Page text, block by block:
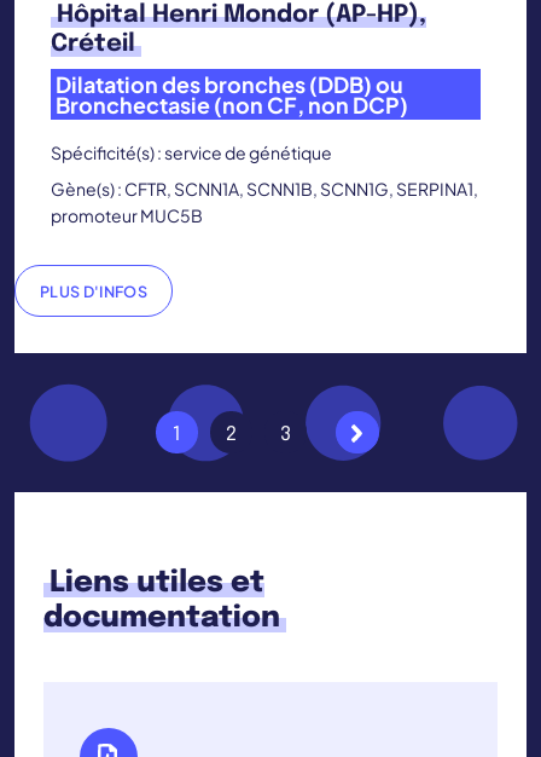
Hôpital Henri Mondor (AP-HP),
Créteil
Dilatation des bronches (DDB) ou
Bronchectasie (non CF, non DCP)
Spécificité(s) : service de génétique
Gène(s) : CFTR, SCNN1A, SCNN1B, SCNN1G, SERPINA1,
promoteur MUC5B
PLUS D'INFOS
1 2 3 Suivant
Liens utiles et
documentation